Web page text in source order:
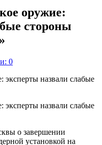
оружие:
стороны
0
о завершении
установкой на